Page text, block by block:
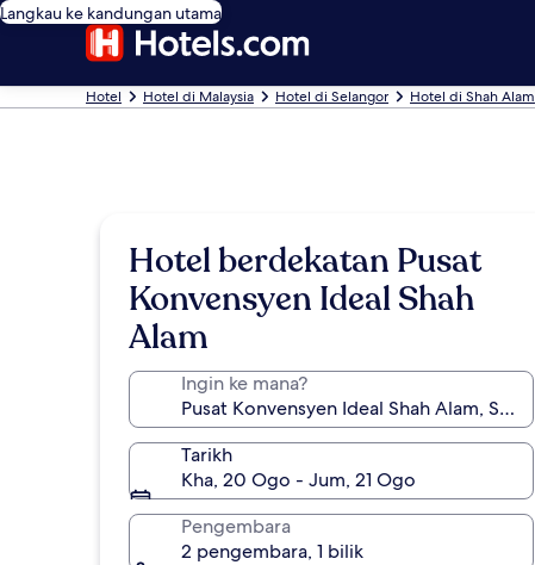
Langkau ke kandungan utama
Hotel Hotel di Malaysia Hotel di Selangor Hotel di Shah Alam
Hotel berdekatan Pusat
Konvensyen Ideal Shah
Alam
Ingin ke mana?
Tarikh
Kha, 20 Ogo - Jum, 21 Ogo
Pengembara
2 pengembara, 1 bilik